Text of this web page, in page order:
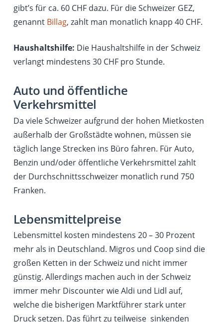
gibt’s für ca. 60 CHF dazu. Für die Schweizer GEZ,
genannt Billag, zahlt man monatlich knapp 40 CHF.
Haushaltshilfe: Die Haushaltshilfe in der Schweiz
verlangt mindestens 30 CHF pro Stunde.
Auto und öffentliche
Verkehrsmittel
Da viele Schweizer aufgrund der hohen Mietkosten
außerhalb der Großstädte wohnen, müssen sie
täglich lange Strecken ins Büro fahren. Für Auto,
Benzin und/oder öffentliche Verkehrsmittel zahlt
der Durchschnittsschweizer monatlich rund 750
Franken.
Lebensmittelpreise
Lebensmittel kosten mindestens 20 – 30 Prozent
mehr als in Deutschland. Migros und Coop sind die
großen Ketten in der Schweiz und nicht immer
günstig. Allerdings machen auch in der Schweiz
immer mehr Discounter wie Aldi und Lidl auf,
welche die bisherigen Marktführer stark unter
Druck setzen. Das führt zu teilweise sinkenden